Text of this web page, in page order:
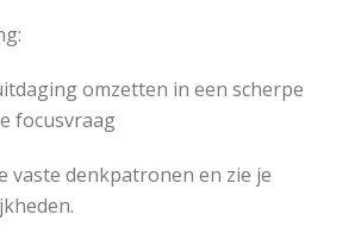
omzetten in een scherpe
focusvraag
vaste denkpatronen en zie je